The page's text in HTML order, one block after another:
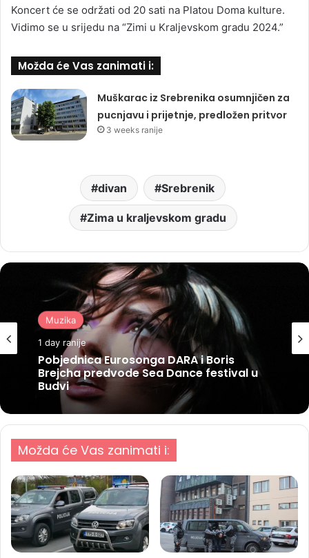
Koncert će se održati od 20 sati na Platou Doma kulture.
Vidimo se u srijedu na “Zimi u Kraljevskom gradu 2024.”
Možda će Vas zanimati i:
Muškarac iz Srebrenika osumnjičen za
pucnjavu i prijetnje, predložen pritvor
3 weeks ranije
divan Srebrenik
Zima u kraljevskom gradu
Muzika
1 day ranije
Pobjednica Eurosonga DARA i Boris
Brejcha predvode Sea Dance festival u
Budvi
Možda će Vas zanimati i: